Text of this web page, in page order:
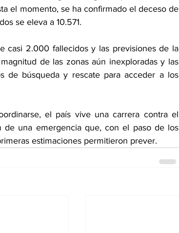
el momento, se ha confirmado el deceso de
se eleva a 10.571.
casi 2.000 fallecidos y las previsiones de la
de las zonas aún inexploradas y las
de búsqueda y rescate para acceder a los
el país vive una carrera contra el
una emergencia que, con el paso de los
estimaciones permitieron prever.